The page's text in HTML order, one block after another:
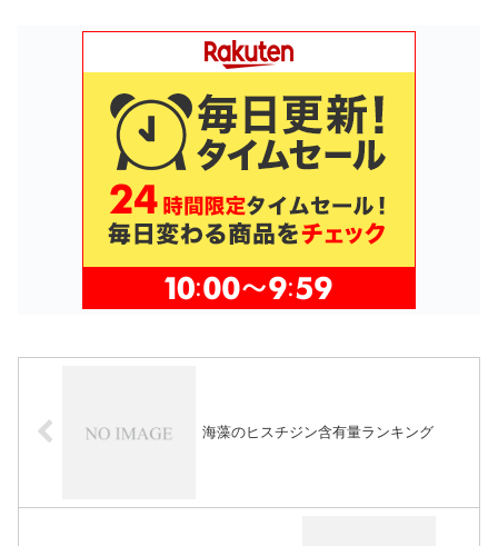
海藻のヒスチジン含有量ランキング